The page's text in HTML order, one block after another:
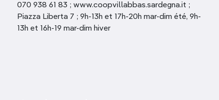
070 938 61 83 ; www.coopvillabbas.sardegna.it ;
Piazza Liberta 7 ; 9h-13h et 17h-20h mar-dim été, 9h-
13h et 16h-19 mar-dim hiver